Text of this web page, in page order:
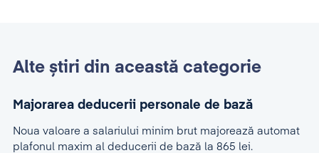
Alte știri din această categorie
Majorarea deducerii personale de bază
Noua valoare a salariului minim brut majorează automat
plafonul maxim al deducerii de bază la 865 lei.